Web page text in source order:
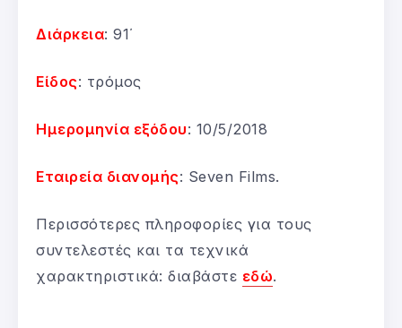
Διάρκεια: 91΄
Είδος: τρόμος
Ημερομηνία εξόδου: 10/5/2018
Εταιρεία διανομής: Seven Films.
Περισσότερες πληροφορίες για τους
συντελεστές και τα τεχνικά
χαρακτηριστικά: διαβάστε εδώ.